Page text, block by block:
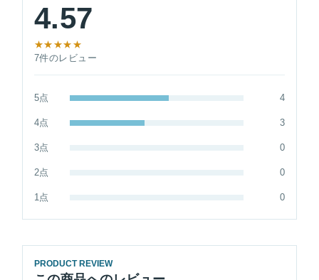
4.57
★★★★★
7件のレビュー
5点 4
4点 3
3点 0
2点 0
1点 0
PRODUCT REVIEW